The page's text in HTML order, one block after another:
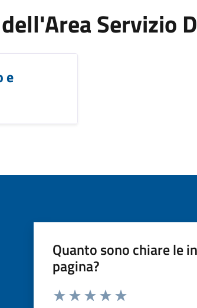
Servizio
e
Quanto sono chiare le
pagina?
Valuta da 1 a 5 stelle la pagina